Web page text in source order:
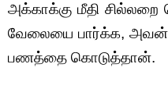
அக்காக்கு மீதி
வேலையை பார்க்க, அவன்
பணத்தை கொடுத்தான்.